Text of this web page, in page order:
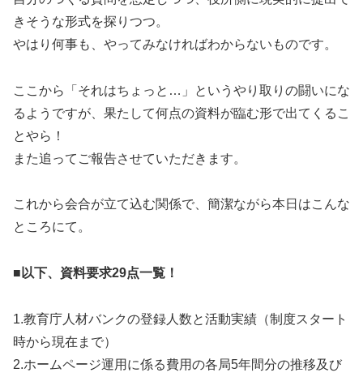
きそうな形式を探りつつ。
やはり何事も、やってみなければわからないものです。
ここから「それはちょっと…」というやり取りの闘いにな
るようですが、果たして何点の資料が臨む形で出てくるこ
とやら！
また追ってご報告させていただきます。
これから会合が立て込む関係で、簡潔ながら本日はこんな
ところにて。
■ 以下、資料要求29点一覧！
1.教育庁人材バンクの登録人数と活動実績（制度スタート
時から現在まで）
2.ホームページ運用に係る費用の各局5年間分の推移及び